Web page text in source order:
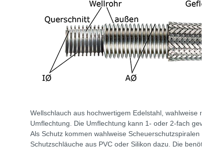
Wellschlauch aus hochwertigem Edelstahl, wahlweise mit
Umflechtung. Die Umflechtung kann 1- oder 2-fach gewählt
Als Schutz kommen wahlweise Scheuerschutzspiralen aus
Schutzschläuche aus PVC oder Silikon dazu. Die benötigten